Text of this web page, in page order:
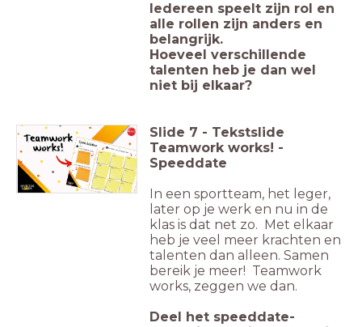
Iedereen speelt zijn rol en
alle rollen zijn anders en
belangrijk.
Hoeveel verschillende
talenten heb je dan wel
niet bij elkaar?
Slide 7 - Tekstslide
Teamwork works! -
Speeddate
In een sportteam, het leger,
later op je werk en nu in de
klas is dat net zo. Met elkaar
heb je veel meer krachten en
talenten dan alleen. Samen
bereik je meer! Teamwork
works, zeggen we dan.
Deel het speeddate-